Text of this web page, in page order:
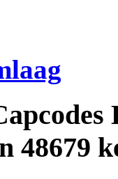
48679